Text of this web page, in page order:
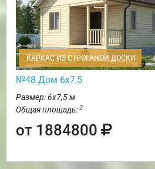
КАРКАС ИЗ СТРОГАНОЙ ДОСКИ
№48 Дом 6х7,5
Размер: 6х7,5 м
Общая площадь: 2
от 1884800